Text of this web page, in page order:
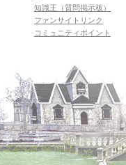
知識王（質問掲示板）
ファンサイトリンク
コミュニティポイント